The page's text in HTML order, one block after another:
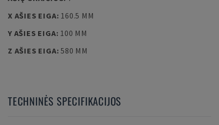
X AŠIES EIGA: 160.5 MM
Y AŠIES EIGA: 100 MM
Z AŠIES EIGA:580 MM
TECHNINĖS SPECIFIKACIJOS